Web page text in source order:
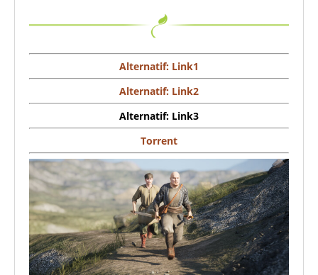
Alternatif: Link1
Alternatif: Link2
Alternatif: Link3
Torrent